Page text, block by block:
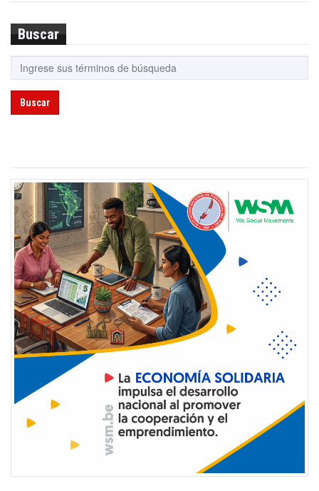
Buscar
Buscar